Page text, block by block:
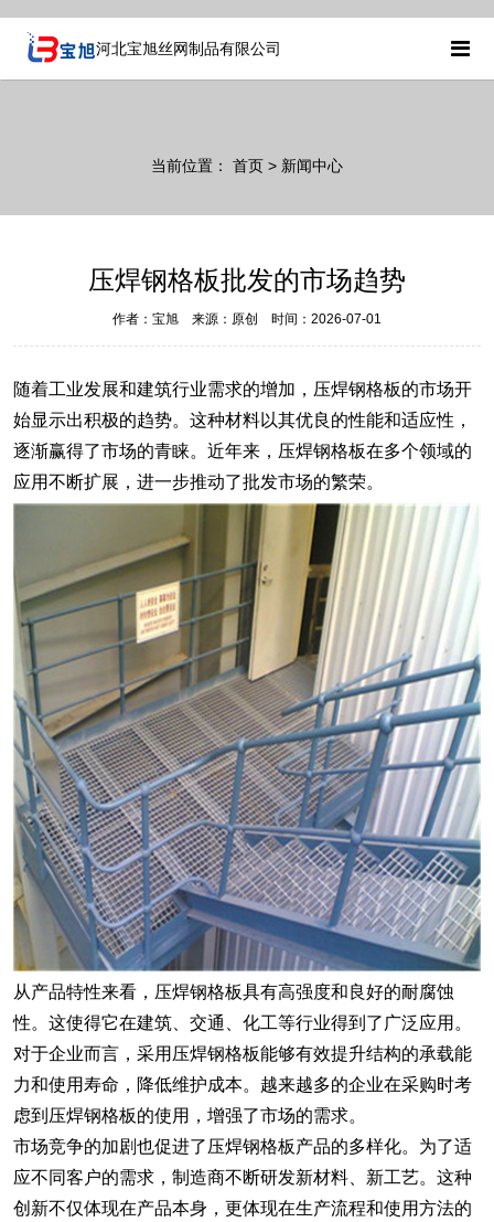
河北宝旭丝网制品有限公司
当前位置： 首页 > 新闻中心
压焊钢格板批发的市场趋势
作者：宝旭 来源：原创 时间：2026-07-01
随着工业发展和建筑行业需求的增加，压焊钢格板的市场开
始显示出积极的趋势。这种材料以其优良的性能和适应性，
逐渐赢得了市场的青睐。近年来，压焊钢格板在多个领域的
应用不断扩展，进一步推动了批发市场的繁荣。
从产品特性来看，压焊钢格板具有高强度和良好的耐腐蚀
性。这使得它在建筑、交通、化工等行业得到了广泛应用。
对于企业而言，采用压焊钢格板能够有效提升结构的承载能
力和使用寿命，降低维护成本。越来越多的企业在采购时考
虑到压焊钢格板的使用，增强了市场的需求。
市场竞争的加剧也促进了压焊钢格板产品的多样化。为了适
应不同客户的需求，制造商不断研发新材料、新工艺。这种
创新不仅体现在产品本身，更体现在生产流程和使用方法的